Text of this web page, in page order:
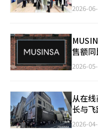
2026-
售额
2026-
从在
长与飞
2026-